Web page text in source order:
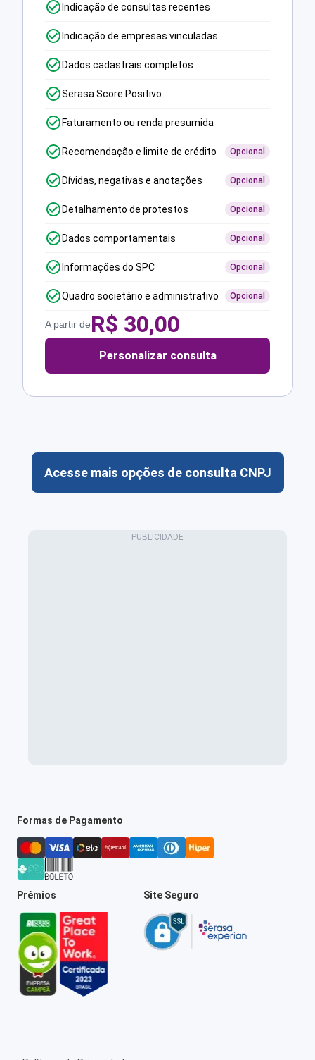
Indicação de consultas recentes
Indicação de empresas vinculadas
Dados cadastrais completos
Serasa Score Positivo
Faturamento ou renda presumida
Recomendação e limite de crédito Opcional
Dívidas, negativas e anotações Opcional
Detalhamento de protestos Opcional
Dados comportamentais Opcional
Informações do SPC Opcional
Quadro societário e administrativo Opcional
A partir deR$ 30,00
Personalizar consulta
Acesse mais opções de consulta CNPJ
Formas de Pagamento
Prêmios Site Seguro